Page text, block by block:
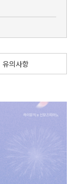
유의사항